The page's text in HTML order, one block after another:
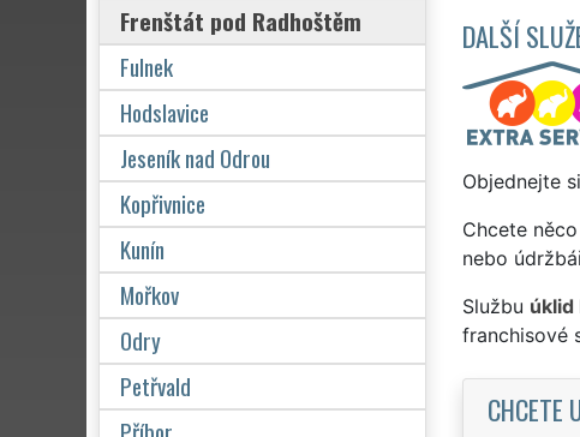
DALŠÍ
Objednejte
Chcete
nebo
Službu úklid
franchisové
CHCETE
Frenštát pod Radhoštěm
Fulnek
Hodslavice
Jeseník nad Odrou
Kopřivnice
Kunín
Mořkov
Odry
Petřvald